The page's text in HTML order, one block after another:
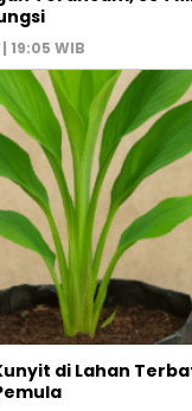
19:05 WIB
di Lahan